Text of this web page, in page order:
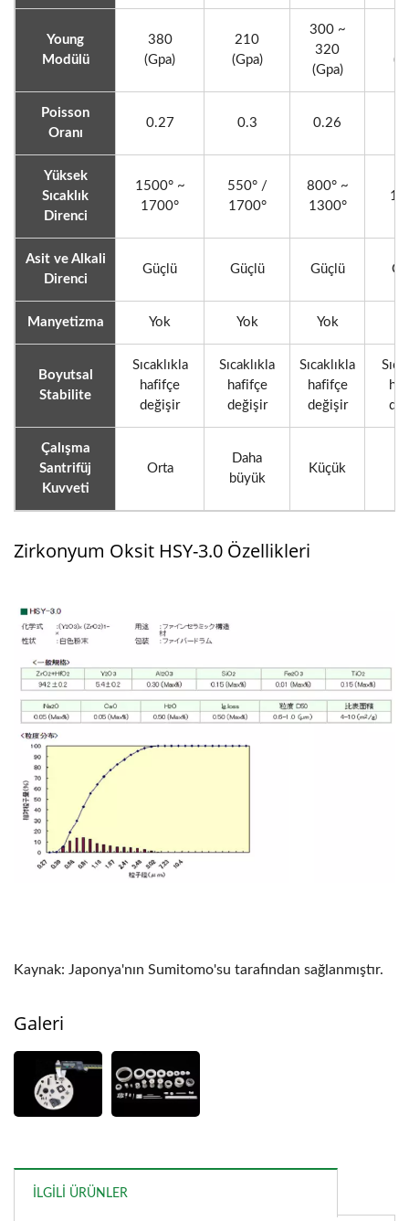
Young
Modülü
380
(Gpa)
210
(Gpa)
300 ~
320
(Gpa)
Poisson
Oranı
0.27 0.3 0.26
Yüksek
Sıcaklık
Direnci
1500° ~
1700°
550° /
1700°
800° ~
1300°
Asit ve Alkali
Direnci
Güçlü Güçlü Güçlü
Manyetizma Yok Yok Yok
Boyutsal
Stabilite
Sıcaklıkla
hafifçe
değişir
Sıcaklıkla
hafifçe
değişir
Sıcaklıkla
hafifçe
değişir
Çalışma
Santrifüj
Kuvveti
Orta
Daha
büyük
Küçük
Zirkonyum Oksit HSY-3.0 Özellikleri
Kaynak: Japonya'nın Sumitomo'su tarafından sağlanmıştır.
Galeri
İLGILI ÜRÜNLER